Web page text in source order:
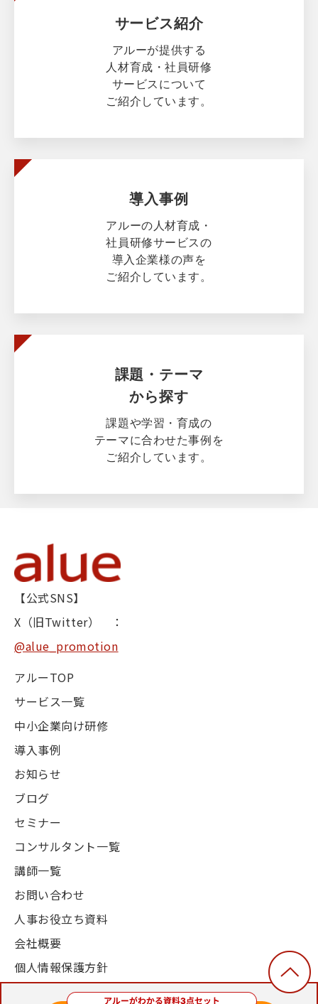
サービス紹介
アルーが提供する
人材育成・社員研修
サービスについて
ご紹介しています。
導入事例
アルーの人材育成・
社員研修サービスの
導入企業様の声を
ご紹介しています。
課題・テーマ
から探す
課題や学習・育成の
テーマに合わせた事例を
ご紹介しています。
【公式SNS】
X（旧Twitter） ：
@alue_promotion
アルーTOP
サービス一覧
中小企業向け研修
導入事例
お知らせ
ブログ
セミナー
コンサルタント一覧
講師一覧
お問い合わせ
人事お役立ち資料
会社概要
個人情報保護方針